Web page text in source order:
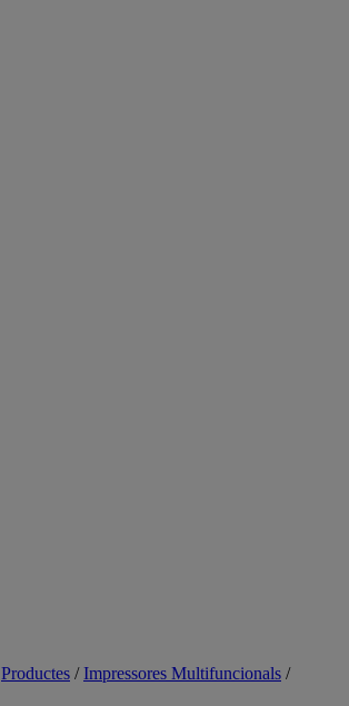
Productes /Impressores Multifuncionals /